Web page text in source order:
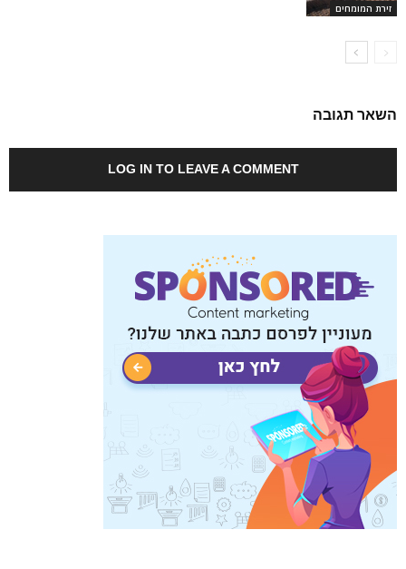
זירת המומחים
השאר תגובה
LOG IN TO LEAVE A COMMENT